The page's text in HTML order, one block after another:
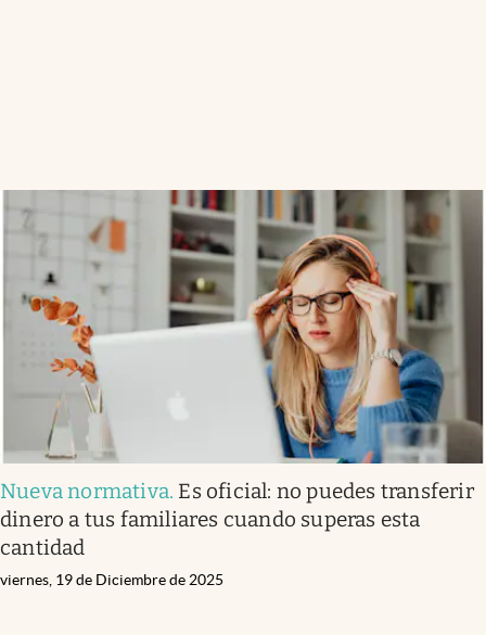
Nueva normativa. Es oficial: no puedes transferir
dinero a tus familiares cuando superas esta
cantidad
viernes, 19 de Diciembre de 2025